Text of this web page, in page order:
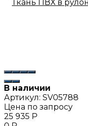
В наличии
Артикул: SV05788
Цена по запросу
25 935 Р